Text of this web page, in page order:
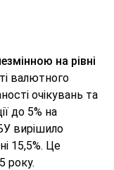
на рівні
валютного
очікувань та
до 5% на
вирішило
15,5%. Це
року.